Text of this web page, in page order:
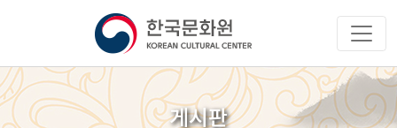
게시판